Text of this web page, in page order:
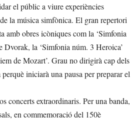
el públic a viure experiències
la música simfònica. El gran repertori
amb obres icòniques com la ‘Simfonia
la ‘Simfonia núm. 3 Heroica’
de Mozart’. Grau no dirigirà cap dels
iniciarà una pausa per preparar el
concerts extraordinaris. Per una banda,
en commemoració del 150è